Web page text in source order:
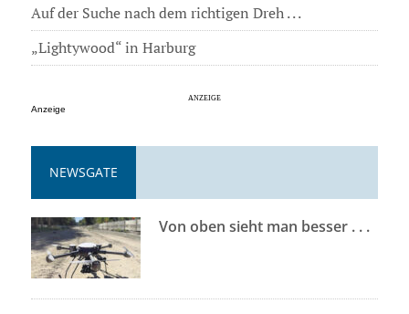
Auf der Suche nach dem richtigen Dreh . . .
„Lightywood“ in Harburg
Anzeige
NEWSGATE
Von oben sieht man besser . . .